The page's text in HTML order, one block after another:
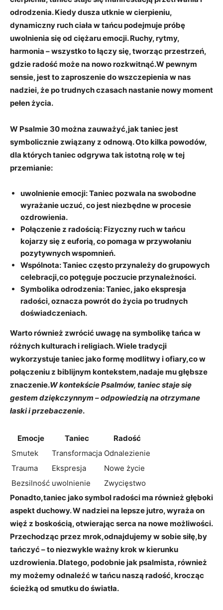
odrodzenia. Kiedy dusza utknie w cierpieniu,
dynamiczny ruch ciała w tańcu podejmuje próbę
uwolnienia się od ciężaru emocji.Ruchy, rytmy,
harmonia – wszystko to łączy się, tworząc przestrzeń,
gdzie radość może na nowo rozkwitnąć.W pewnym
sensie, jest to zaproszenie do wszczepienia w nas
nadziei, że po trudnych czasach nastanie nowy moment
pełen życia.
W Psalmie 30 można zauważyć,jak taniec jest
symbolicznie związany z odnową. Oto kilka powodów,
dla których taniec odgrywa tak istotną rolę w tej
przemianie:
uwolnienie emocji:Taniec pozwala na swobodne
wyrażanie uczuć, co jest niezbędne w procesie
ozdrowienia.
Połączenie z radością: Fizyczny ruch w tańcu
kojarzy się z euforią, co pomaga w przywołaniu
pozytywnych wspomnień.
Wspólnota:Taniec często przynależy do grupowych
celebracji,co potęguje poczucie przynależności.
Symbolika odrodzenia:Taniec, jako ekspresja
radości, oznacza powrót do życia po trudnych
doświadczeniach.
Warto również zwrócić uwagę na symbolikę tańca w
różnych kulturach i religiach. Wiele tradycji
wykorzystuje taniec jako formę modlitwy i ofiary,co w
połączeniu z biblijnym kontekstem,nadaje mu głębsze
znaczenie.W kontekście Psalmów, taniec staje się
gestem dziękczynnym – odpowiedzią na otrzymane
łaski i przebaczenie.
Emocje Taniec
Radość
Smutek
Transformacja Odnalezienie
Trauma
Ekspresja
Nowe życie
Bezsilność uwolnienie
Zwycięstwo
Ponadto,taniec jako symbol radości ma również głęboki
aspekt duchowy. W nadziei na lepsze jutro, wyraża on
więź z boskością, otwierając serca na nowe możliwości.
Przechodząc przez mrok,odnajdujemy w sobie siłę,by
tańczyć – to niezwykle ważny krok w kierunku
uzdrowienia. Dlatego, podobnie jak psalmista, również
my możemy odnaleźć w tańcu naszą radość, krocząc
ścieżką od smutku do światła.